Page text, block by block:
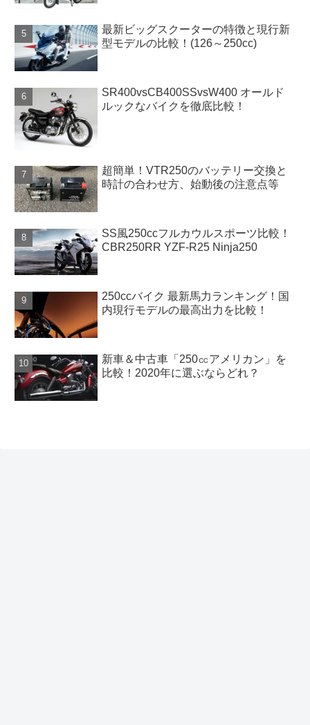
最新ビッグスクーターの特徴と現行新
型モデルの比較！(126～250cc)
SR400vsCB400SSvsW400 オールド
ルックなバイクを徹底比較！
超簡単！VTR250のバッテリー交換と
時計の合わせ方、始動後の注意点等
SS風250ccフルカウルスポーツ比較！
CBR250RR YZF-R25 Ninja250
250ccバイク 最新馬力ランキング！国
内現行モデルの最高出力を比較！
新車＆中古車「250㏄アメリカン」を
比較！2020年に選ぶならどれ？